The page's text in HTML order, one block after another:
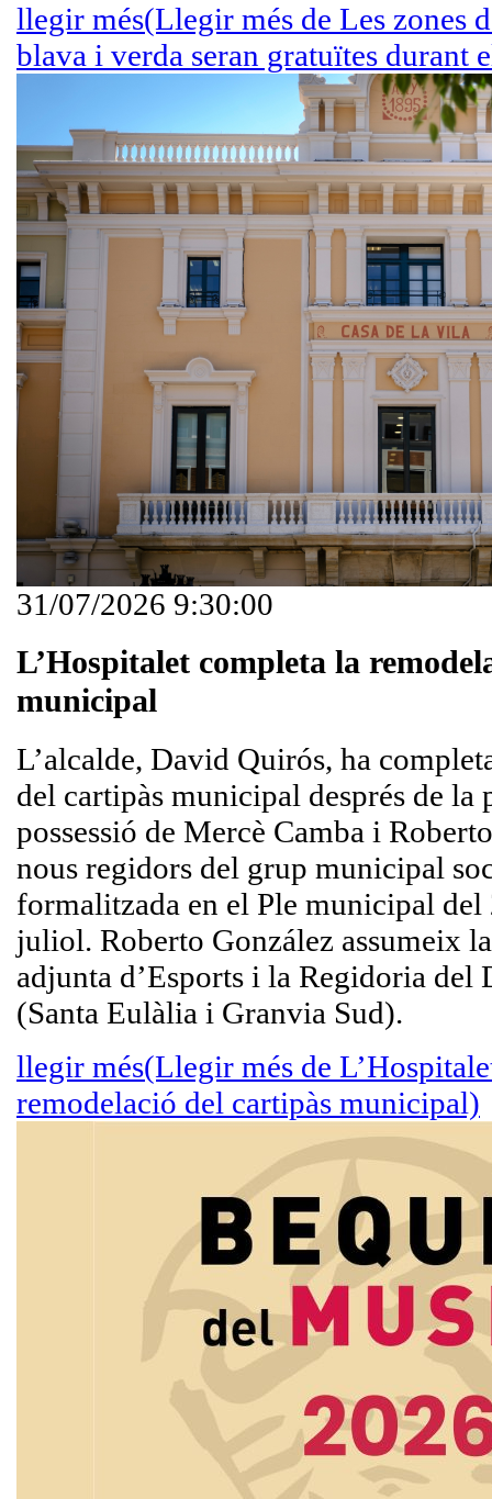
llegir més(Llegir més de Les zones
blava i verda seran gratuïtes durant
31/07/2026 9:30:00
L’Hospitalet completa la
municipal
L’alcalde, David Quirós, ha
del cartipàs municipal després de la
possessió de Mercè Camba i
nous regidors del grup municipal
formalitzada en el Ple municipal del
juliol. Roberto González assumeix
adjunta d’Esports i la Regidoria
(Santa Eulàlia i Granvia Sud).
llegir més(Llegir més de
remodelació del cartipàs municipal)